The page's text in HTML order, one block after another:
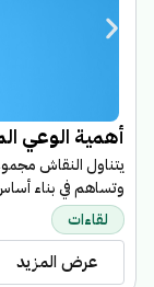
أهمية الوعي
يتناول النقاش
وتساهم في بناء
لقاءات
عرض المزيد